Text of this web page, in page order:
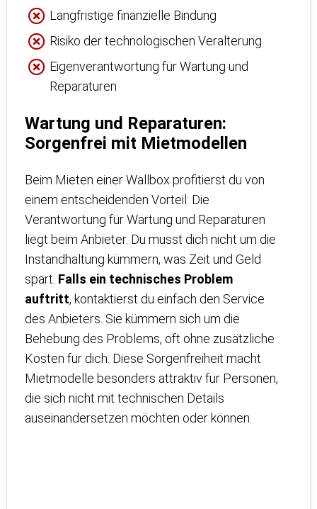
Langfristige finanzielle Bindung
Risiko der technologischen Veralterung
Eigenverantwortung für Wartung und
Reparaturen
Wartung und Reparaturen:
Sorgenfrei mit Mietmodellen
Beim Mieten einer Wallbox profitierst du von
einem entscheidenden Vorteil: Die
Verantwortung für Wartung und Reparaturen
liegt beim Anbieter. Du musst dich nicht um die
Instandhaltung kümmern, was Zeit und Geld
spart. Falls ein technisches Problem
auftritt, kontaktierst du einfach den Service
des Anbieters. Sie kümmern sich um die
Behebung des Problems, oft ohne zusätzliche
Kosten für dich. Diese Sorgenfreiheit macht
Mietmodelle besonders attraktiv für Personen,
die sich nicht mit technischen Details
auseinandersetzen möchten oder können.